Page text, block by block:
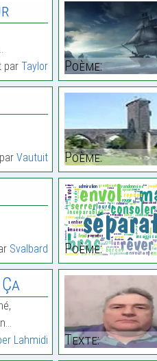
parTaylor Poème:
Vautuit Poème:
Svalbard Poème:
Lahmidi Texte: